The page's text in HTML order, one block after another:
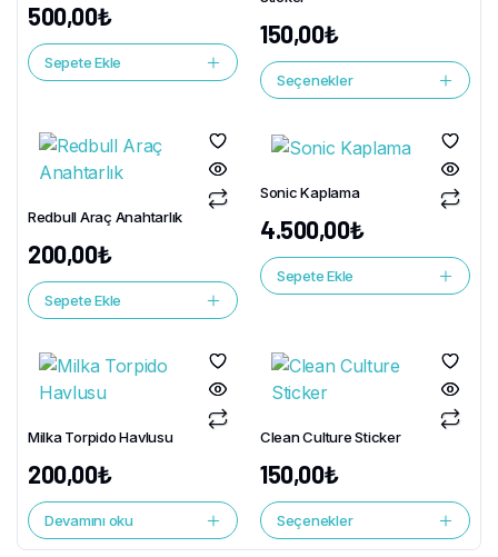
500,00₺
Sepete Ekle
150,00₺
Seçenekler
Redbull Araç Anahtarlık
200,00₺
Sepete Ekle
Sonic Kaplama
4.500,00₺
Sepete Ekle
Milka Torpido Havlusu
200,00₺
Devamını oku
Clean Culture Sticker
150,00₺
Seçenekler